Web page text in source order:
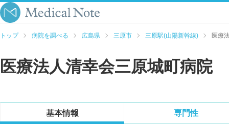
トップ 病院を調べる 広島県 三原市 三原駅(山陽新幹線) 医療
医療法人清幸会三原城町病院
基本情報 専門性